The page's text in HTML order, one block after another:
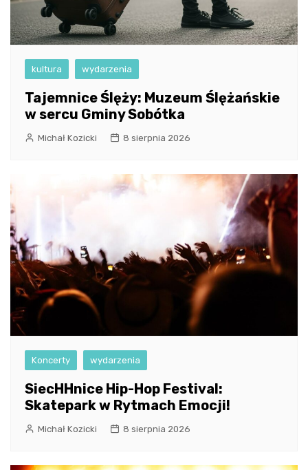
kultura wydarzenia
Tajemnice Ślęży: Muzeum Ślężańskie
w sercu Gminy Sobótka
Michał Kozicki 8 sierpnia 2026
Koncerty wydarzenia
SiecHHnice Hip-Hop Festival:
Skatepark w Rytmach Emocji!
Michał Kozicki 8 sierpnia 2026